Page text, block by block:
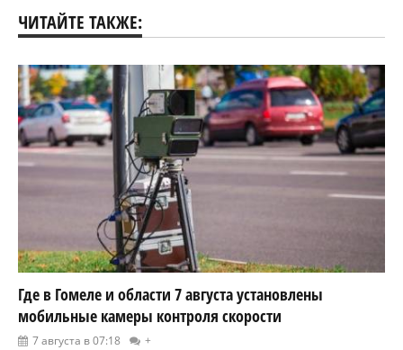
ЧИТАЙТЕ ТАКЖЕ:
Где в Гомеле и области 7 августа установлены
мобильные камеры контроля скорости
7 августа в 07:18 +